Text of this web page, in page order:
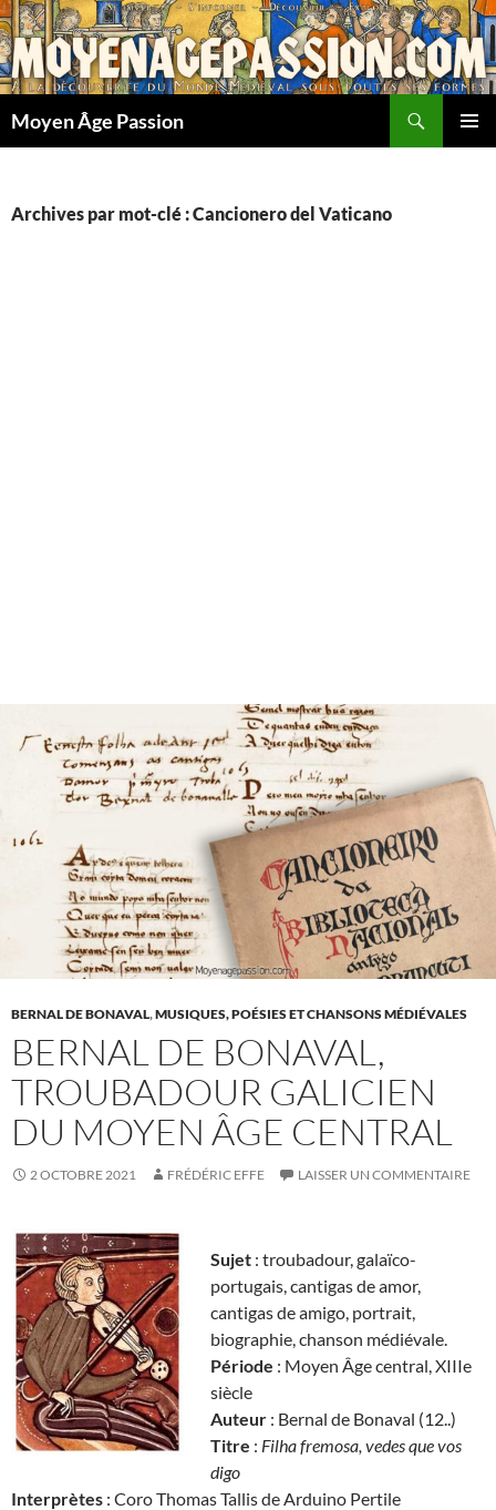
Aller
au
contenu
Moyen Âge Passion
Archives par mot-clé : Cancionero del Vaticano
BERNAL DE BONAVAL,MUSIQUES, POÉSIES ET CHANSONS MÉDIÉVALES
BERNAL DE BONAVAL,
TROUBADOUR GALICIEN
DU MOYEN ÂGE CENTRAL
2 OCTOBRE 2021 FRÉDÉRIC EFFE LAISSER UN COMMENTAIRE
Sujet : troubadour, galaïco-
portugais, cantigas de amor,
cantigas de amigo, portrait,
biographie, chanson médiévale.
Période : Moyen Âge central, XIIIe
siècle
Auteur : Bernal de Bonaval (12..)
Titre : Filha fremosa, vedes que vos
digo
Interprètes : Coro Thomas Tallis de Arduino Pertile